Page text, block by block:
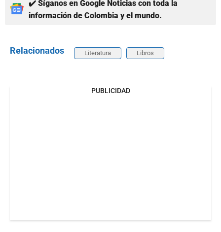
✔️ Síganos en Google Noticias con toda la
información de Colombia y el mundo.
Relacionados Literatura Libros
PUBLICIDAD